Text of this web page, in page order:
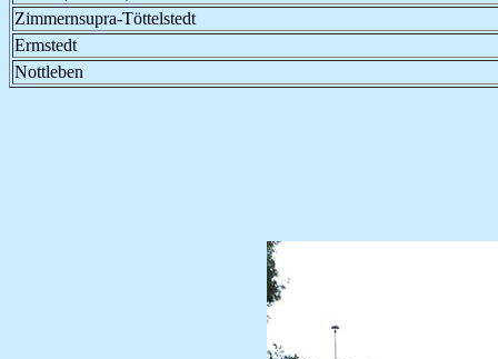
Zimmernsupra-Töttelstedt
Ermstedt
Nottleben